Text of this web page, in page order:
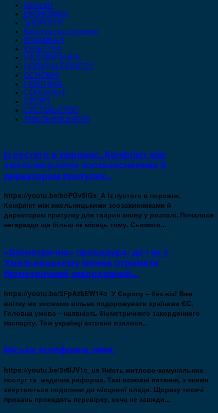
агросвіт
ЕКОНОМІКА
ЗДОРОВ'Я
Коротко про головне
КРИМІНАЛ
КУЛЬТУРА
НАДЗВИЧАЙНІ
НОВИНИ БІЗНЕСУ
ОСНОВНІ
ПОЛІТИКА
СОЦІАЛЬНІ
СПОРТ
СУСПІЛЬСТВО
ХМЕЛЬНИЦЬКИЙ
Із пустого в порожнє. Конфлікт між
хмельницькими зоозахисниками й
директором притулку...
https://youtu.be/boPGv5lGx_A Із пустого в порожнє.
Конфлікт між хмельницькими зоозахисниками й
директором притулку для тварин знову у розпалі. Почалися
негаразди ще більш як місяць тому. Сьомого...
«Біометрична» процедура: де і як у
Хмельницькому можна отримати
біометричний закордонний...
https://youtu.be/3FpAzbEW14o У Європу – без віз! Вже
влітку ми зможемо вільно подорожувати країнами ЄС.
Головна умова – наявність біометричного закордонного
паспорту. Тож українці активно взялися...
Міська телефонна лінія.
https://youtu.be/3r8IJV1c_us Якість житлово-комунальних
послуг та медична реформа. Такі основні питання, з якими
звертаються подоляни до місцевої влади. Щоразу тисячі
прохань проходять перевірку, хоча не завжди...